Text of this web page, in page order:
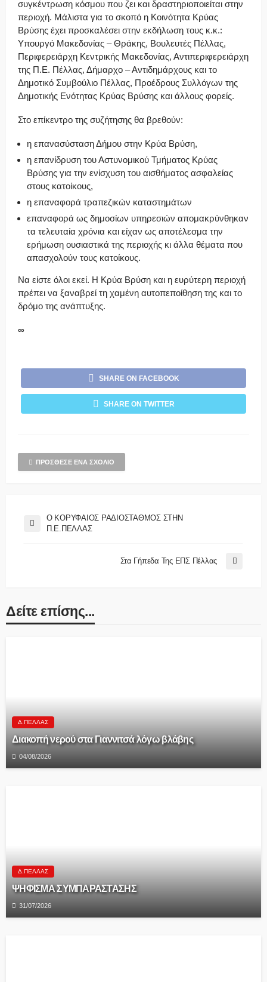
συγκέντρωση κόσμου που ζει και δραστηριοποιείται στην
περιοχή. Μάλιστα για το σκοπό η Κοινότητα Κρύας
Βρύσης έχει προσκαλέσει στην εκδήλωση τους κ.κ.:
Υπουργό Μακεδονίας – Θράκης, Βουλευτές Πέλλας,
Περιφερειάρχη Κεντρικής Μακεδονίας, Αντιπεριφερειάρχη
της Π.Ε. Πέλλας, Δήμαρχο – Αντιδημάρχους και το
Δημοτικό Συμβούλιο Πέλλας, Προέδρους Συλλόγων της
Δημοτικής Ενότητας Κρύας Βρύσης και άλλους φορείς.
Στο επίκεντρο της συζήτησης θα βρεθούν:
η επανασύσταση Δήμου στην Κρύα Βρύση,
η επανίδρυση του Αστυνομικού Τμήματος Κρύας
Βρύσης για την ενίσχυση του αισθήματος ασφαλείας
στους κατοίκους,
η επαναφορά τραπεζικών καταστημάτων
επαναφορά ως δημοσίων υπηρεσιών απομακρύνθηκαν
τα τελευταία χρόνια και είχαν ως αποτέλεσμα την
ερήμωση ουσιαστικά της περιοχής κι άλλα θέματα που
απασχολούν τους κατοίκους.
Να είστε όλοι εκεί. Η Κρύα Βρύση και η ευρύτερη περιοχή
πρέπει να ξαναβρεί τη χαμένη αυτοπεποίθηση της και το
δρόμο της ανάπτυξης.
∞
SHARE ON FACEBOOK
SHARE ON TWITTER
ΠΡΌΣΘΕΣΕ ΈΝΑ ΣΧΌΛΙΟ
Ο ΚΟΡΥΦΑΙΟΣ ΡΑΔΙΟΣΤΑΘΜΟΣ ΣΤΗΝ
Π.Ε.ΠΕΛΛΑΣ
Στα Γήπεδα Της ΕΠΣ Πέλλας
Δείτε επίσης...
Δ.ΠΈΛΛΑΣ
Διακοπή νερού στα Γιαννιτσά λόγω βλάβης
04/08/2026
Δ.ΠΈΛΛΑΣ
ΨΗΦΙΣΜΑ ΣΥΜΠΑΡΑΣΤΑΣΗΣ
31/07/2026